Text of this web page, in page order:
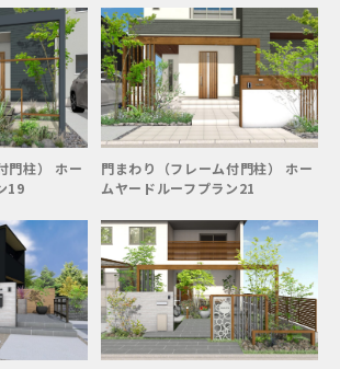
門柱） ホー
19
門まわり（フレーム付門柱） ホー
ムヤードルーフプラン21